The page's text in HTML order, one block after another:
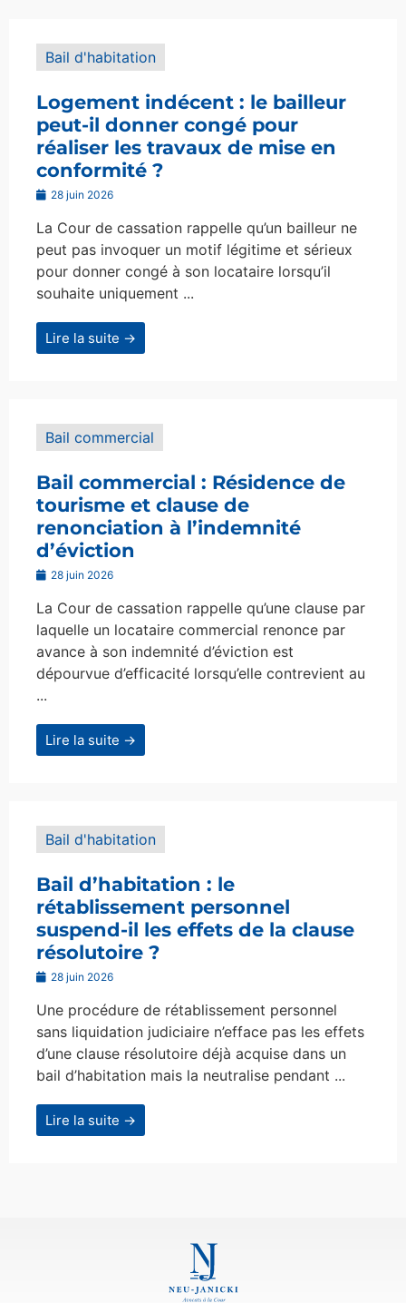
Bail d'habitation
Logement indécent : le bailleur
peut-il donner congé pour
réaliser les travaux de mise en
conformité ?
28 juin 2026
La Cour de cassation rappelle qu’un bailleur ne
peut pas invoquer un motif légitime et sérieux
pour donner congé à son locataire lorsqu’il
souhaite uniquement ...
Lire la suite →
Bail commercial
Bail commercial : Résidence de
tourisme et clause de
renonciation à l’indemnité
d’éviction
28 juin 2026
La Cour de cassation rappelle qu’une clause par
laquelle un locataire commercial renonce par
avance à son indemnité d’éviction est
dépourvue d’efficacité lorsqu’elle contrevient au
...
Lire la suite →
Bail d'habitation
Bail d’habitation : le
rétablissement personnel
suspend-il les effets de la clause
résolutoire ?
28 juin 2026
Une procédure de rétablissement personnel
sans liquidation judiciaire n’efface pas les effets
d’une clause résolutoire déjà acquise dans un
bail d’habitation mais la neutralise pendant ...
Lire la suite →